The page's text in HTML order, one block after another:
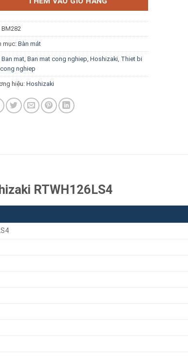
→
BM282
mục:Bàn mát
Ban mat Ban mat cong nghiep Hoshizaki Thiet bi
nghiep
hiệu: Hoshizaki
RTWH126LS4